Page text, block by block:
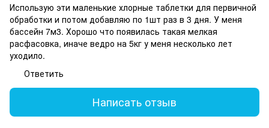
Использую эти маленькие хлорные таблетки для первичной
обработки и потом добавляю по 1шт раз в 3 дня. У меня
бассейн 7м3. Хорошо что появилась такая мелкая
расфасовка, иначе ведро на 5кг у меня несколько лет
уходило.
Ответить
Написать отзыв